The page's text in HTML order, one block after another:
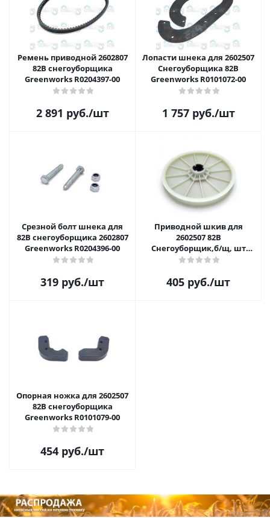
Ремень приводной 2602807
82В снегоуборщика
Greenworks R0204397-00
2 891 руб./шт
Лопасти шнека для 2602507
Снегоуборщика 82В
Greenworks R0101072-00
1 757руб./шт
Срезной болт шнека для
82В снегоуборщика 2602807
Greenworks R0204396-00
319 руб./шт
Приводной шкив для
2602507 82В
Снегоуборщик,б/щ, шт
Greenworks R0101074-00
405 руб./шт
Опорная ножка для 2602507
82В снегоуборщика
Greenworks R0101079-00
454 руб./шт